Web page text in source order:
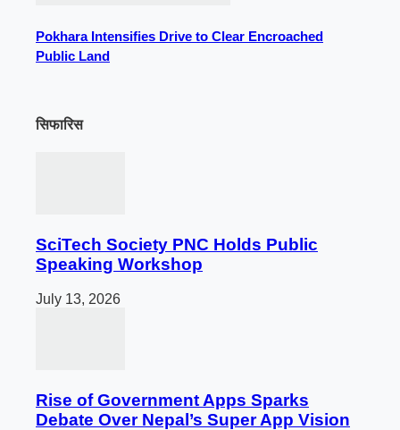
Pokhara Intensifies Drive to Clear Encroached
Public Land
सिफारिस
SciTech Society PNC Holds Public
Speaking Workshop
July 13, 2026
Rise of Government Apps Sparks
Debate Over Nepal’s Super App Vision